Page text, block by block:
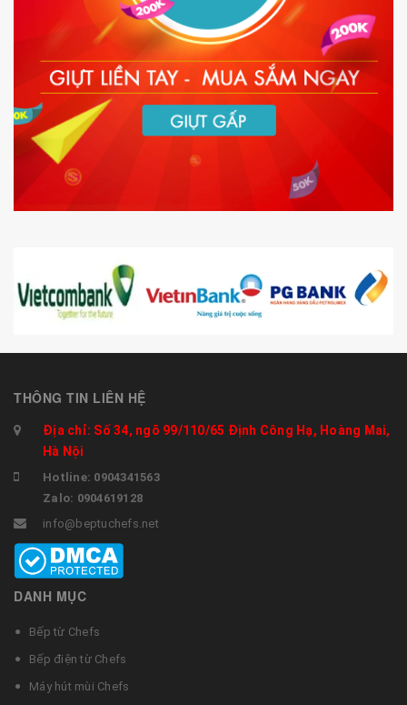
THÔNG TIN LIÊN HỆ
Địa chỉ: Số 34, ngõ 99/110/65 Định Công Hạ, Hoàng Mai,
Hà Nội
Hotline: 0904341563
Zalo: 0904619128
info@beptuchefs.net
DANH MỤC
Bếp từ Chefs
Bếp điện từ Chefs
Máy hút mùi Chefs